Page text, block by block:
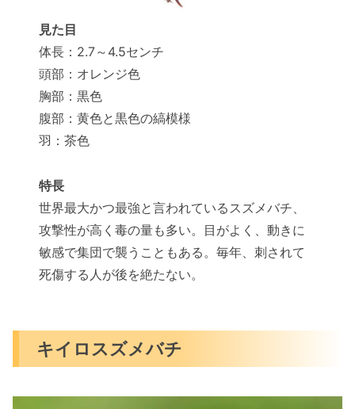
見た目
体長：2.7～4.5センチ
頭部：オレンジ色
胸部：黒色
腹部：黄色と黒色の縞模様
羽：茶色
特長
世界最大かつ最強と言われているスズメバチ、
攻撃性が高く毒の量も多い。目がよく、動きに
敏感で集団で襲うこともある。毎年、刺されて
死傷する人が後を絶たない。
キイロスズメバチ